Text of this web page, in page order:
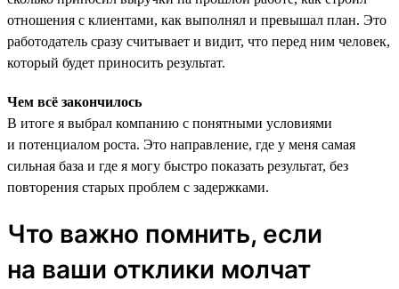
отношения с клиентами, как выполнял и превышал план. Это
работодатель сразу считывает и видит, что перед ним человек,
который будет приносить результат.
Чем всё закончилось
В итоге я выбрал компанию с понятными условиями
и потенциалом роста. Это направление, где у меня самая
сильная база и где я могу быстро показать результат, без
повторения старых проблем с задержками.
Что важно помнить, если
на ваши отклики молчат